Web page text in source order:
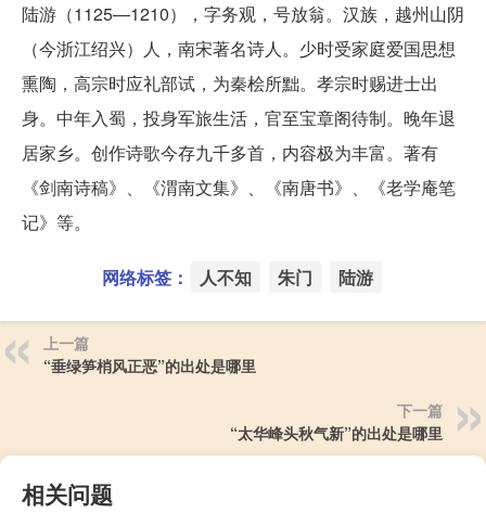
陆游（1125—1210），字务观，号放翁。汉族，越州山阴
（今浙江绍兴）人，南宋著名诗人。少时受家庭爱国思想
熏陶，高宗时应礼部试，为秦桧所黜。孝宗时赐进士出
身。中年入蜀，投身军旅生活，官至宝章阁待制。晚年退
居家乡。创作诗歌今存九千多首，内容极为丰富。著有
《剑南诗稿》、《渭南文集》、《南唐书》、《老学庵笔
记》等。
网络标签： 人不知 朱门 陆游
上一篇
“垂绿笋梢风正恶”的出处是哪里
下一篇
“太华峰头秋气新”的出处是哪里
相关问题